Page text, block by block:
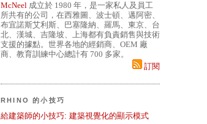
McNeel 成立於 1980 年，是一家私人及員工
所共有的公司，在西雅圖、波士頓、邁阿密、
布宜諾斯艾利斯、巴塞隆納、羅馬、東京、台
北、漢城、吉隆坡、上海都有負責銷售與技術
支援的據點。世界各地的經銷商、OEM 廠
商、教育訓練中心總計有 700 多家。
訂閱
RHINO 的小技巧
給建築師的小技巧: 建築視覺化的顯示模式